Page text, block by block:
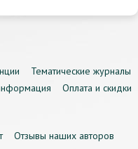
Тематические журналы
Оплата и скидки
Отзывы наших авторов